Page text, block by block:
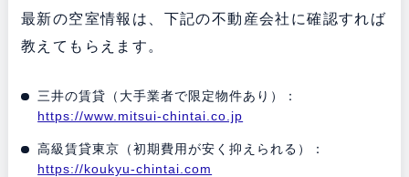
最新の空室情報は、下記の不動産会社に確認すれば
教えてもらえます。
三井の賃貸（大手業者で限定物件あり）：
https://www.mitsui-chintai.co.jp
高級賃貸東京（初期費用が安く抑えられる）：
https://koukyu-chintai.com